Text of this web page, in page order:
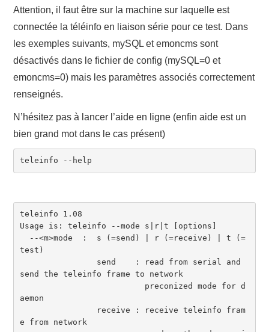
Attention, il faut être sur la machine sur laquelle est
connectée la téléinfo en liaison série pour ce test. Dans
les exemples suivants, mySQL et emoncms sont
désactivés dans le fichier de config (mySQL=0 et
emoncms=0) mais les paramètres associés correctement
renseignés.
N’hésitez pas à lancer l’aide en ligne (enfin aide est un
bien grand mot dans le cas présent)
teleinfo --help
teleinfo 1.08
Usage is: teleinfo --mode s|r|t [options]
test)
send the teleinfo frame to network
aemon
e from network